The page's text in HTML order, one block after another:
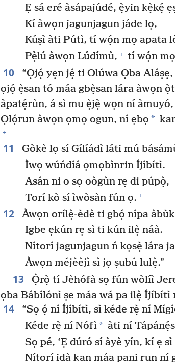
Ẹ sá eré àsápajúdé, ẹ̀yin kẹ̀kẹ́
Kí àwọn jagunjagun jáde lọ,
Kúṣì àti Pútì, tí wọ́n mọ apata
Pẹ̀lú àwọn Lúdímù, + tí wọ́n
10
“Ọjọ́ yẹn jẹ́ ti Olúwa Ọba
ọjọ́ ẹ̀san tó máa gbẹ̀san lára àwọn
àpatẹ́rùn, á sì mu ẹ̀jẹ̀ wọn ní
Ọlọ́run àwọn ọmọ ogun, ní ẹbọ *
+
11 Gòkè lọ sí Gílíádì láti mú
Ìwọ wúńdíá ọmọbìnrin Íjíbítì.
Asán ni o sọ oògùn rẹ di púpọ̀,
Torí kò sí ìwòsàn fún ọ. +
12 Àwọn orílẹ̀-èdè ti gbọ́ nípa
Igbe ẹkún rẹ sì ti kún ilẹ̀ náà.
Nítorí jagunjagun ń kọsẹ̀ lára
Àwọn méjèèjì sì jọ ṣubú lulẹ̀.”
13 Ọ̀rọ̀ tí Jèhófà sọ fún wòlíì
ọba Bábílónì ṣe máa wá pa ilẹ̀ Íjíbítì
14 “Sọ ọ́ ní Íjíbítì, sì kéde rẹ̀ ní
Kéde rẹ̀ ní Nófì* àti ní
Sọ pé, ‘Ẹ dúró sí àyè yín, kí ẹ
Nítorí idà kan máa pani run ní